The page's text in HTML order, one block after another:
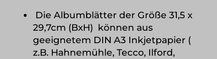
Die Albumblätter der Größe 31,5 x
29,7cm (BxH) können aus
geeignetem DIN A3 Inkjetpapier (
z.B. Hahnemühle, Tecco, Ilford,